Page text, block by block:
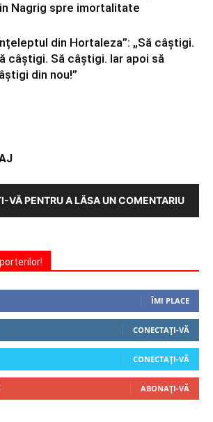
Nagrig spre imortalitate
din Hortaleza”: „Să câștigi.
câștigi. Să câștigi. Iar apoi să
din nou!”
VĂ PENTRU A LĂSA UN COMENTARIU
ÎMI PLACE
CONECTAȚI-VĂ
CONECTAȚI-VĂ
ABONAȚI-VĂ